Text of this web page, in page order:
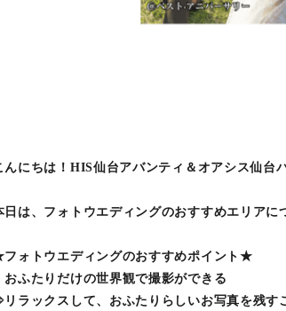
んにちは！HIS仙台アバンティ＆オアシス仙台
日は、フォトウエディングのおすすめエリアに
ォトウエディングのおすすめポイント★
おふたりだけの世界観で撮影ができる
ラックスして、おふたりらしいお写真を残す